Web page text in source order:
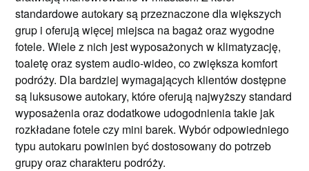
standardowe autokary są przeznaczone dla większych
grup i oferują więcej miejsca na bagaż oraz wygodne
fotele. Wiele z nich jest wyposażonych w klimatyzację,
toaletę oraz system audio-wideo, co zwiększa komfort
podróży. Dla bardziej wymagających klientów dostępne
są luksusowe autokary, które oferują najwyższy standard
wyposażenia oraz dodatkowe udogodnienia takie jak
rozkładane fotele czy mini barek. Wybór odpowiedniego
typu autokaru powinien być dostosowany do potrzeb
grupy oraz charakteru podróży.